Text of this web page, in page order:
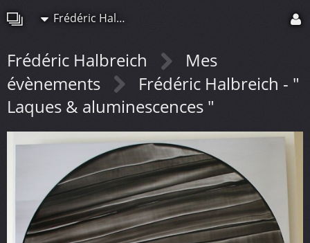
Frédéric Halbreich
Frédéric Halbreich
Mes
évènements
Frédéric Halbreich - "
Laques & aluminescences "